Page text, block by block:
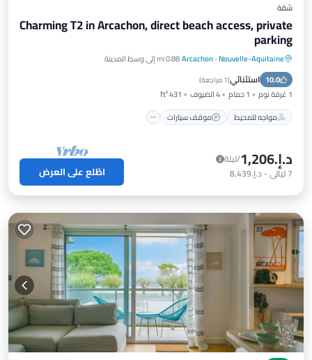
شقة
Charming T2 in Arcachon, direct beach access, private
parking
Nouvelle-Aquitaine
·
Arcachon0.88 mi إلى وسط المدينة
10.0 استثنائي(1 مراجعة )
1 غرفة نوم 1 حمام 4 الضيوف
431 ft²
مواجه للمحيط
موقف سيارات
مواجه للمحيط
موقف سيارات
إطلالة على المحيط
د.إ.‏1,206
/ليلة
7ليالي- د.إ.‏8,439 اطّلع على العرض